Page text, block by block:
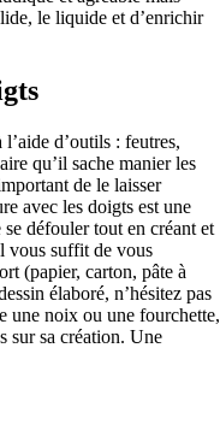
le liquide et d’enrichir
d’outils : feutres,
qu’il sache manier les
de le laisser
avec les doigts est une
défouler tout en créant et
vous suffit de vous
(papier, carton, pâte à
élaboré, n’hésitez pas
une noix ou une fourchette,
sur sa création. Une